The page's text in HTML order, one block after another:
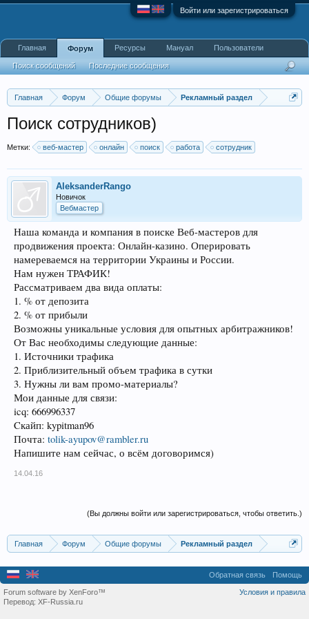
Войти или зарегистрироваться
Главная Форум Общие форумы Рекламный раздел
Поиск сотрудников)
Метки: веб-мастер онлайн поиск работа сотрудник
AleksanderRango
Новичок
Вебмастер
Наша команда и компания в поиске Веб-мастеров для
продвижения проекта: Онлайн-казино. Оперировать
намереваемся на территории Украины и России.
Нам нужен ТРАФИК!
Рассматриваем два вида оплаты:
1. % от депозита
2. % от прибыли
Возможны уникальные условия для опытных арбитражников!
От Вас необходимы следующие данные:
1. Источники трафика
2. Приблизительный объем трафика в сутки
3. Нужны ли вам промо-материалы?
Мои данные для связи:
icq: 666996337
Cкайп: kypitman96
Почта: tolik-ayupov@rambler.ru
Напишите нам сейчас, о всём договоримся)
14.04.16
(Вы должны войти или зарегистрироваться, чтобы ответить.)
Главная Форум Общие форумы Рекламный раздел
Главная Форум
Поиск сообщений Последние сообщения
Ресурсы Мануал Пользователи
Обратная связь Помощь
Условия и правила
Forum software by XenForo™
Перевод: XF-Russia.ru